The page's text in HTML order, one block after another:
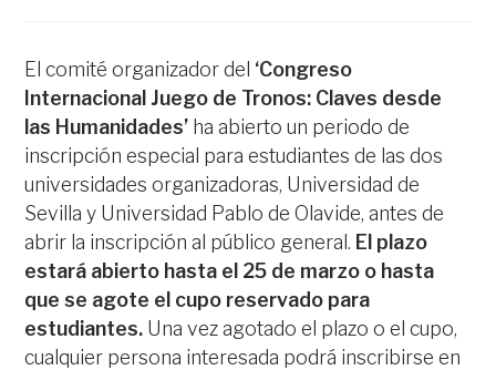
El comité organizador del ‘Congreso
Internacional Juego de Tronos: Claves desde
las Humanidades’ ha abierto un periodo de
inscripción especial para estudiantes de las dos
universidades organizadoras, Universidad de
Sevilla y Universidad Pablo de Olavide, antes de
abrir la inscripción al público general. El plazo
estará abierto hasta el 25 de marzo o hasta
que se agote el cupo reservado para
estudiantes. Una vez agotado el plazo o el cupo,
cualquier persona interesada podrá inscribirse en